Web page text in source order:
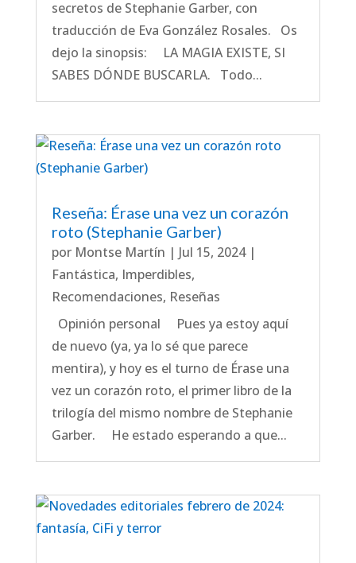
secretos de Stephanie Garber, con
traducción de Eva González Rosales. Os
dejo la sinopsis: LA MAGIA EXISTE, SI
SABES DÓNDE BUSCARLA. Todo...
Reseña: Érase una vez un corazón
roto (Stephanie Garber)
por Montse Martín | Jul 15, 2024|
Fantástica, Imperdibles,
Recomendaciones, Reseñas
Opinión personal Pues ya estoy aquí
de nuevo (ya, ya lo sé que parece
mentira), y hoy es el turno de Érase una
vez un corazón roto, el primer libro de la
trilogía del mismo nombre de Stephanie
Garber. He estado esperando a que...